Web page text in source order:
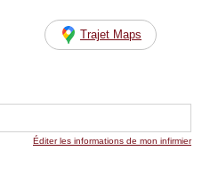
Trajet Maps
Éditer les informations de mon infirmier